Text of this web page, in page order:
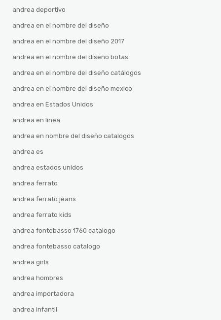
andrea deportivo
andrea en el nombre del diseño
andrea en el nombre del diseño 2017
andrea en el nombre del diseño botas
andrea en el nombre del diseño catálogos
andrea en el nombre del diseño mexico
andrea en Estados Unidos
andrea en linea
andrea en nombre del diseño catalogos
andrea es
andrea estados unidos
andrea ferrato
andrea ferrato jeans
andrea ferrato kids
andrea fontebasso 1760 catalogo
andrea fontebasso catalogo
andrea girls
andrea hombres
andrea importadora
andrea infantil